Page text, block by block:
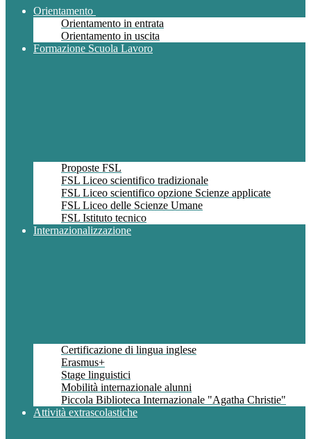
Orientamento
Orientamento in entrata
Orientamento in uscita
Formazione Scuola Lavoro
Proposte FSL
FSL Liceo scientifico tradizionale
FSL Liceo scientifico opzione Scienze applicate
FSL Liceo delle Scienze Umane
FSL Istituto tecnico
Internazionalizzazione
Certificazione di lingua inglese
Erasmus+
Stage linguistici
Mobilità internazionale alunni
Piccola Biblioteca Internazionale "Agatha Christie"
Attività extrascolastiche